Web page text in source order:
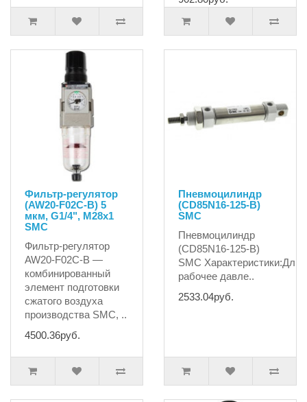
Фильтр-регулятор
(AW20-F02C-B) 5
мкм, G1/4", M28x1
SMC
Фильтр-регулятор
AW20-F02C-B —
комбинированный
элемент подготовки
сжатого воздуха
производства SMC, ..
4500.36руб.
Пневмоцилиндр
(CD85N16-125-B)
SMC
Пневмоцилиндр
(CD85N16-125-B)
SMC
рабочее давле..
2533.04руб.